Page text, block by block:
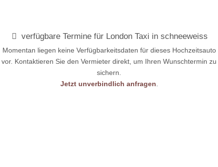
verfügbare Termine für London Taxi in schneeweiss
Momentan liegen keine Verfügbarkeitsdaten für dieses Hochzeitsauto
vor. Kontaktieren Sie den Vermieter direkt, um Ihren Wunschtermin zu
sichern.
Jetzt unverbindlich anfragen